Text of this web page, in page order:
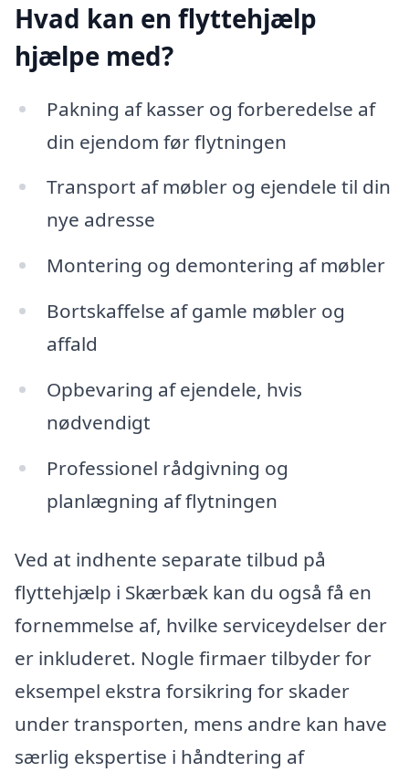
Hvad kan en flyttehjælp
hjælpe med?
Pakning af kasser og forberedelse af
din ejendom før flytningen
Transport af møbler og ejendele til din
nye adresse
Montering og demontering af møbler
Bortskaffelse af gamle møbler og
affald
Opbevaring af ejendele, hvis
nødvendigt
Professionel rådgivning og
planlægning af flytningen
Ved at indhente separate tilbud på
flyttehjælp i Skærbæk kan du også få en
fornemmelse af, hvilke serviceydelser der
er inkluderet. Nogle firmaer tilbyder for
eksempel ekstra forsikring for skader
under transporten, mens andre kan have
særlig ekspertise i håndtering af